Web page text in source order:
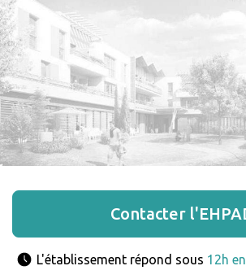
Contacter
L'établissement répond sous 12h